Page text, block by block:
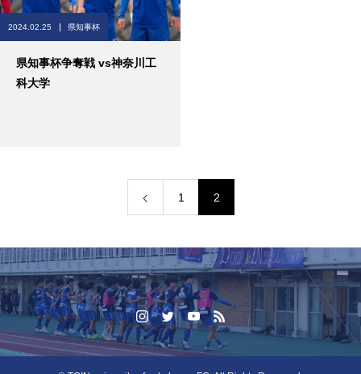
2024.02.25 県知事杯
県知事杯争奪戦 vs神奈川工
科大学
1 2